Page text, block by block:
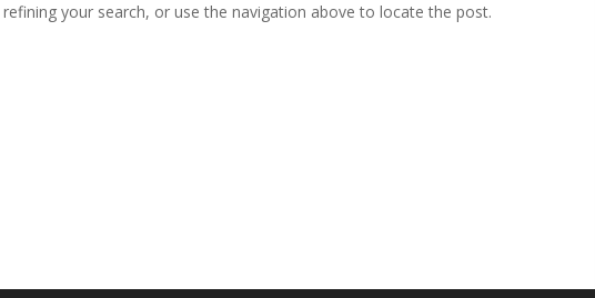
your search, or use the navigation above to locate the post.